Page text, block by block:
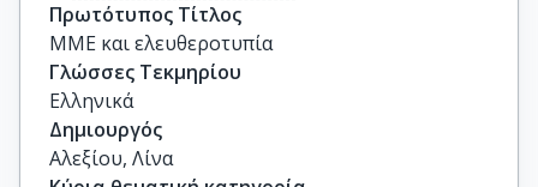
Πρωτότυπος Τίτλος
ΜΜΕ και ελευθεροτυπία
Γλώσσες Τεκμηρίου
Ελληνικά
Δημιουργός
Αλεξίου, Λίνα